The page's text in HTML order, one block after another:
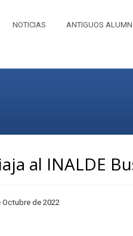
NOTICIAS ANTIGUOS
al INALDE
de 2022